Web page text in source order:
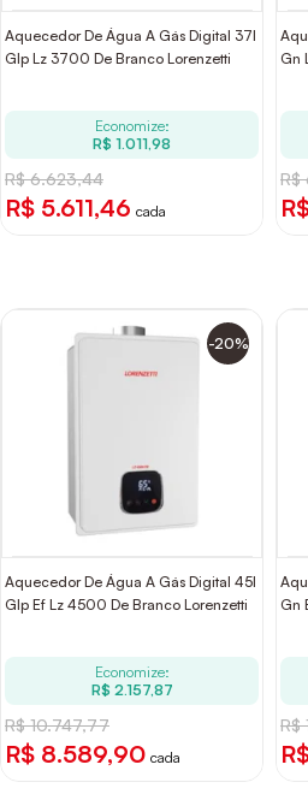
Aquecedor De Água A Gás Digital 37l
Glp Lz 3700 De Branco Lorenzetti
Economize:
R$ 1.011,98
R$ 6.623,44
R$ 5.611,46 cada
Gn
R$
-20%
Aquecedor De Água A Gás Digital 45l
Glp Ef Lz 4500 De Branco Lorenzetti
Economize:
R$ 2.157,87
R$ 10.747,77
R$ 8.589,90 cada
Gn
R$